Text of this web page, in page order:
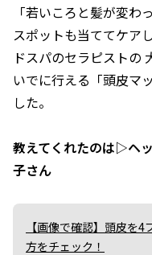
「若いころと髪が変わ
スポットも当ててケア
ドスパのセラピストの
いでに行える「頭皮マ
した。
教えてくれたのは▷ヘ
子さん
【画像で確認】頭皮を
方をチェック！